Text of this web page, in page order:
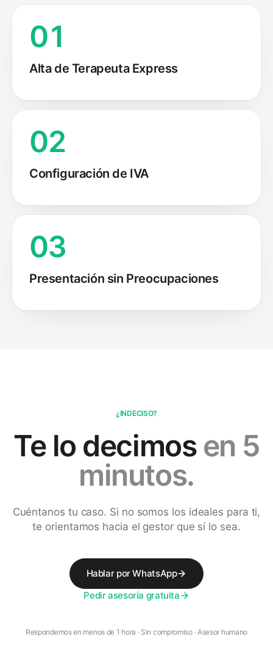
01
Alta de Terapeuta Express
02
Configuración de IVA
03
Presentación sin Preocupaciones
¿INDECISO?
Te lo decimos en 5
minutos.
Cuéntanos tu caso. Si no somos los ideales para ti,
te orientamos hacia el gestor que sí lo sea.
Hablar por WhatsApp
Pedir asesoría gratuita
Respondemos en menos de 1 hora · Sin compromiso · Asesor humano